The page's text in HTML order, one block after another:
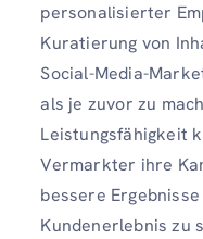
personalisierter
Kuratierung von
Social-Media-
als je zuvor zu
Leistungsfähigkeit
Vermarkter ihre
bessere
Kundenerlebnis zu